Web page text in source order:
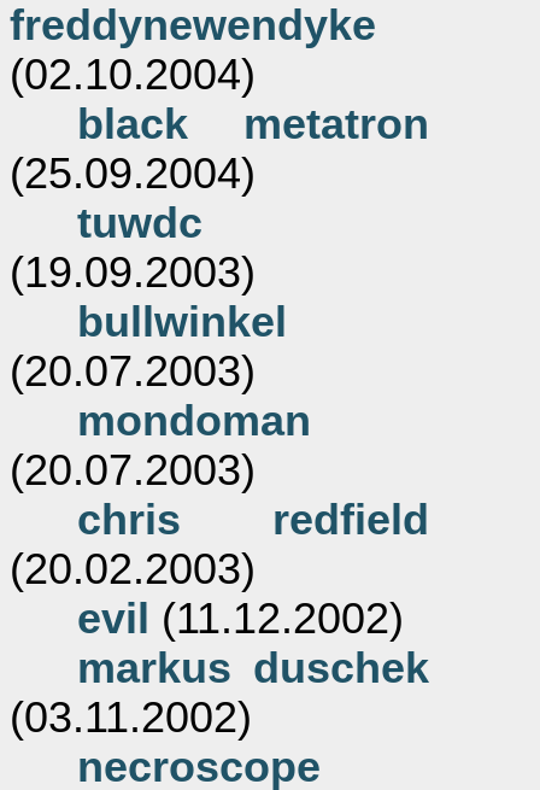
freddynewendyke
(02.10.2004)
black metatron
(25.09.2004)
tuwdc
(19.09.2003)
bullwinkel
(20.07.2003)
mondoman
(20.07.2003)
chris redfield
(20.02.2003)
evil (11.12.2002)
markus duschek
(03.11.2002)
necroscope